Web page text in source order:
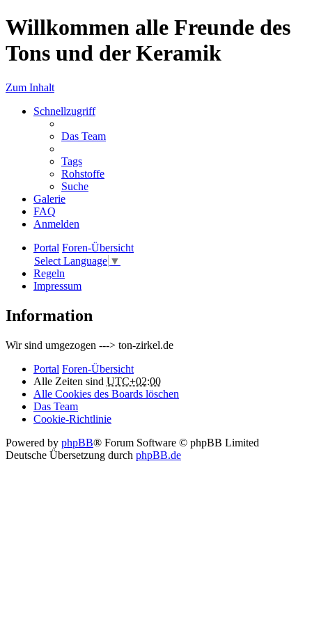
Willkommen alle Freunde des
Tons und der Keramik
Zum Inhalt
Schnellzugriff
Das Team
Tags
Rohstoffe
Suche
Galerie
FAQ
Anmelden
Portal Foren-Übersicht
Select Language ▼
Regeln
Impressum
Information
Wir sind umgezogen ---> ton-zirkel.de
Portal Foren-Übersicht
Alle Zeiten sind UTC+02:00
Alle Cookies des Boards löschen
Das Team
Cookie-Richtlinie
Powered by phpBB® Forum Software © phpBB Limited
Deutsche Übersetzung durch phpBB.de